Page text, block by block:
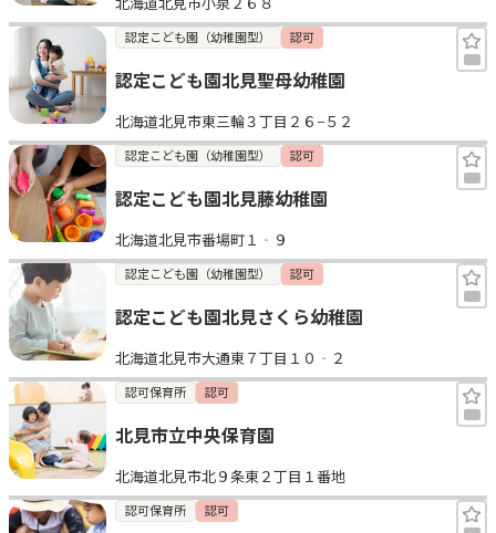
認定こども園（幼稚園型） 認可
認定こども園北見聖母幼稚園
北海道北見市東三輪３丁目２６−５２
認定こども園（幼稚園型） 認可
認定こども園北見藤幼稚園
北海道北見市番場町１‐９
認定こども園（幼稚園型） 認可
認定こども園北見さくら幼稚園
北海道北見市大通東７丁目１０‐２
認可保育所 認可
北見市立中央保育園
北海道北見市北９条東２丁目１番地
認可保育所 認可